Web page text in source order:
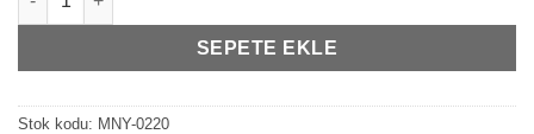
SEPETE EKLE
Stok kodu: MNY-0220